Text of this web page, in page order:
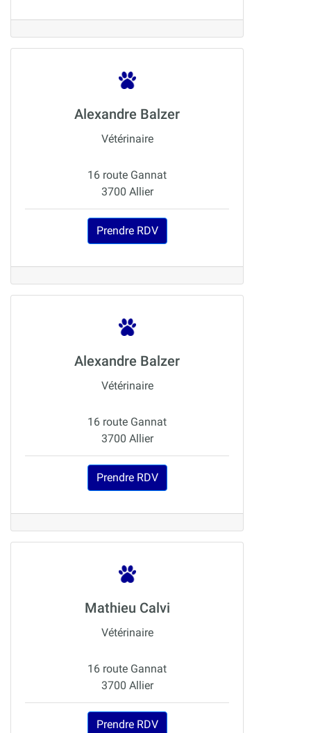
Alexandre Balzer
Vétérinaire
16 route Gannat
3700 Allier
Prendre RDV
Alexandre Balzer
Vétérinaire
16 route Gannat
3700 Allier
Prendre RDV
Mathieu Calvi
Vétérinaire
16 route Gannat
3700 Allier
Prendre RDV